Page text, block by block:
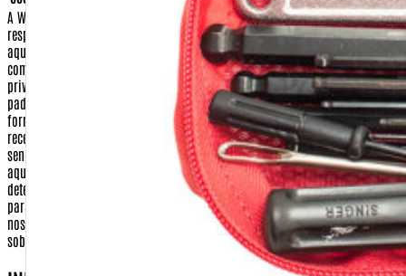
respeito aos direitos de seus consumidores.Dessa forma, apresentamos
aqui nossa Política de Privacidade e Segurança para que, ao realizar sua
compra conosco, você tenha sempre a certeza de que o sigilo e a
privacidade de seus dados serão respeitados dentro dos mais rigorosos
padrões de segurança na internet.Isso significa que qualquer dado
fornecido por você, seja no momento da compra ou no cadastramento para
receber algum dos nossos serviços, será guardado em nossos arquivos, não
sendo fornecido a terceiros para nenhuma outra utilização que não seja
aquela à qual você fez opção.
Confira abaixo quais os itens que
determinam nossa Política de Privacidade e Segurança e envie um e-mail
para
caso ainda reste algum dúvida sobre
nossos procedimentos, ou caso você deseje reportar alguma falha nossa
sobre este assunto.